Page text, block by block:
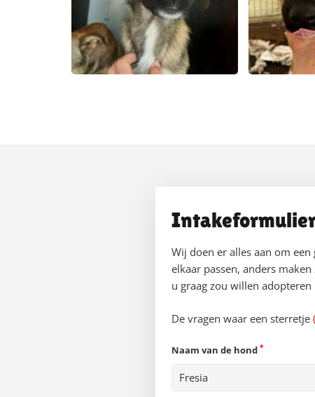
Wij doen er alles aan om
elkaar passen, anders
u graag zou willen adopteren
De vragen waar een sterretje
Naam van de hond *